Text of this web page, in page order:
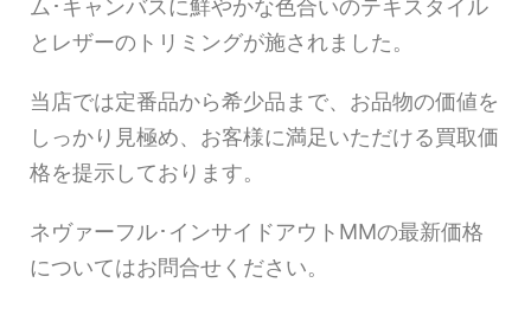
ム･キャンバスに鮮やかな色合いのテキスタイル
とレザーのトリミングが施されました。
当店では定番品から希少品まで、お品物の価値を
しっかり見極め、お客様に満足いただける買取価
格を提示しております。
ネヴァーフル･インサイドアウトMMの最新価格
についてはお問合せください。